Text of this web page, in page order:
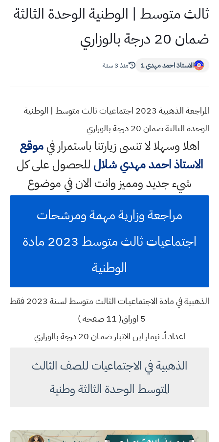
ثالث متوسط | الوطنية الوحدة الثالثة
ضمان 20 درجة بالوزاري
الاستاذ احمد مهدي 1 منذ 3 سنة
المراجعة الذهبية 2023 اجتماعيات ثالث متوسط | الوطنية
الوحدة الثالثة ضمان 20 درجة بالوزاري
اهلا وسهلالا تنسى زيارتنا باستمرار فيموقع
الاستاذ احمد مهدي شلال للحصول على كل
شيء جديد ومميز وانت الان في موضوع
مراجعة وزارية مهمة ومرشحات
اجتماعيات ثالث متوسط 2023 مادة
الوطنية
الذهبية في مادة الاجتماعيـات الثالث متوسط لسنة 2023 فقط
5 اوراق( 11 صفحة )
اعداد أ. نيمار ابن الانبار ضمـان 20 درجة بالوزاري
الذهبية في الاجتماعيات للصف الثالث
المتوسط الوحدة الثالثة وطنية